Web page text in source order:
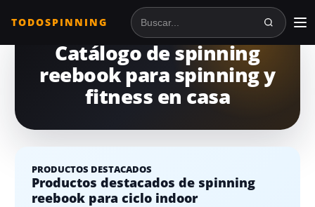
TODOSPINNING Buscar en TodoSpinning
Catálogo de spinning
reebook para spinning y
fitness en casa
PRODUCTOS DESTACADOS
Productos destacados de spinning
reebook para ciclo indoor